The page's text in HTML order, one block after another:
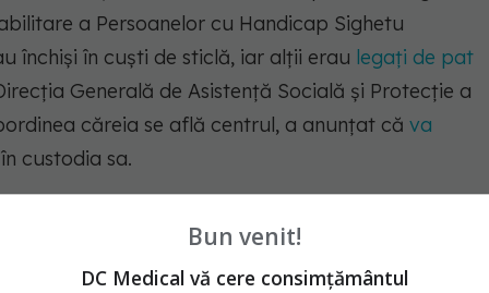
a Persoanelor cu Handicap Sighetu
închişi în cuşti de sticlă, iar alţii erau legaţi de pat
Generală de Asistenţă Socială şi Protecţie a
căreia se află centrul, a anunţat că va
custodia sa.
Bun venit!
DC Medical vă cere consimțământul